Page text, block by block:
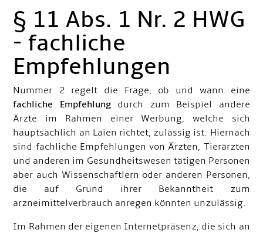
§ 11 Abs. 1 Nr. 2 HWG
- fachliche
Empfehlungen
Nummer 2 regelt die Frage, ob und wann eine
fachliche Empfehlungdurch zum Beispiel andere
Ärzte im Rahmen einer Werbung, welche sich
hauptsächlich an Laien richtet, zulässig ist. Hiernach
sind fachliche Empfehlungen von Ärzten, Tierärzten
und anderen im Gesundheitswesen tätigen Personen
aber auch Wissenschaftlern oder anderen Personen,
die auf Grund ihrer Bekanntheit zum
arzneimittelverbrauch anregen könnten unzulässig.
Im Rahmen der eigenen Internetpräsenz, die sich an